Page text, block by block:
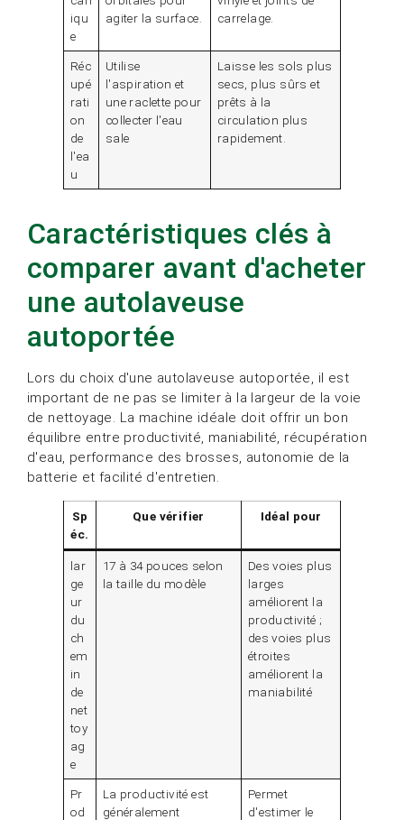
iqu
e
agiter la surface.
carrelage.
Réc
upé
rati
on
de
l'ea
u
Utilise
l'aspiration et
une raclette pour
collecter l'eau
sale
Laisse les sols plus
secs, plus sûrs et
prêts à la
circulation plus
rapidement.
Caractéristiques clés à
comparer avant d'acheter
une autolaveuse
autoportée
Lors du choix d'une autolaveuse autoportée, il est
important de ne pas se limiter à la largeur de la voie
de nettoyage. La machine idéale doit offrir un bon
équilibre entre productivité, maniabilité, récupération
d'eau, performance des brosses, autonomie de la
batterie et facilité d'entretien.
Sp
éc.
Que vérifier Idéal pour
lar
ge
ur
du
ch
em
in
de
net
toy
ag
e
17 à 34 pouces selon
la taille du modèle
Des voies plus
larges
améliorent la
productivité ;
des voies plus
étroites
améliorent la
maniabilité
Pr
od
La productivité est
généralement
Permet
d'estimer le